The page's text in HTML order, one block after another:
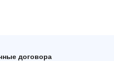
договора